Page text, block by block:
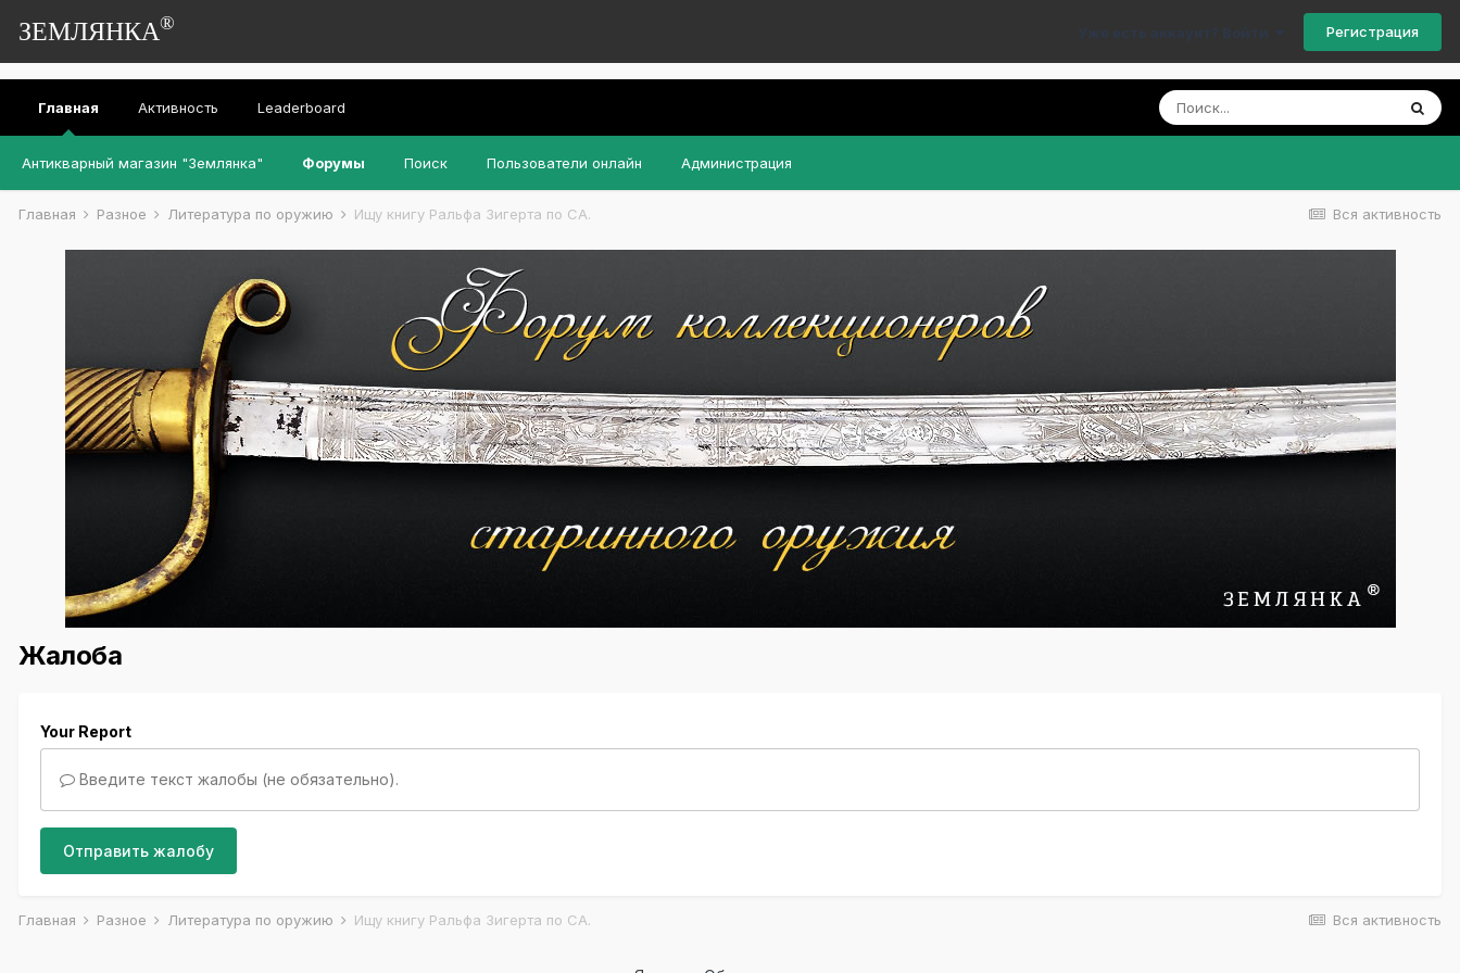
ЗЕМЛЯНКА® Уже есть аккаунт? Войти Регистрация
Главная
Антикварный магазин "Землянка" Форумы Поиск Пользователи онлайн Администрация
Активность Leaderboard
Вся активность
Главная Разное Литература по оружию Ищу книгу Ральфа Зигерта по СА.
Жалоба
Your Report
Введите текст жалобы (не обязательно).
Отправить жалобу
Вся активность
Главная Разное Литература по оружию Ищу книгу Ральфа Зигерта по СА.